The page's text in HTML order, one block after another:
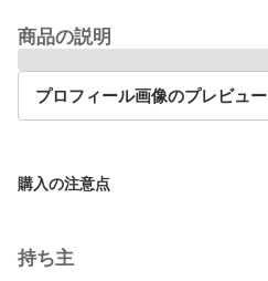
商品の説明
プロフィール画像のプレビュー
購入の注意点
持ち主